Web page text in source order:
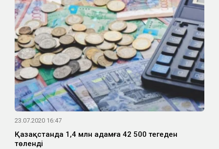
23.07.2020 16:47
Қазақстанда 1,4 млн адамға 42 500 теңгеден
төленді